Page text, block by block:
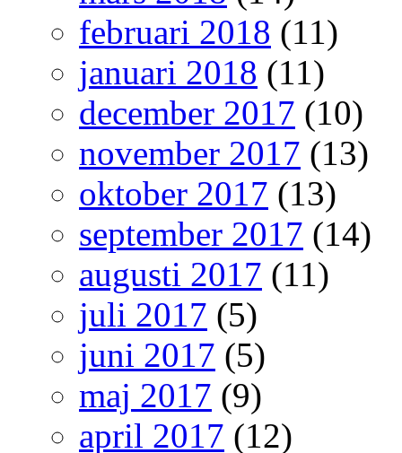
februari 2018 (11)
januari 2018 (11)
december 2017 (10)
november 2017 (13)
oktober 2017 (13)
september 2017 (14)
augusti 2017 (11)
juli 2017 (5)
juni 2017 (5)
maj 2017 (9)
april 2017 (12)